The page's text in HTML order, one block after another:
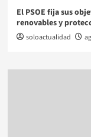
El PSOE fija sus
renovables y
soloactualidad